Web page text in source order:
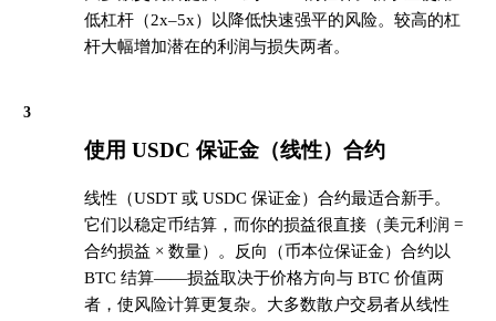
低杠杆（2x–5x）以降低快速强平的风险。较高的杠
杆大幅增加潜在的利润与损失两者。
3
使用 USDC 保证金（线性）合约
线性（USDT 或 USDC 保证金）合约最适合新手。
它们以稳定币结算，而你的损益很直接（美元利润 =
合约损益 × 数量）。反向（币本位保证金）合约以
BTC 结算——损益取决于价格方向与 BTC 价值两
者，使风险计算更复杂。大多数散户交易者从线性